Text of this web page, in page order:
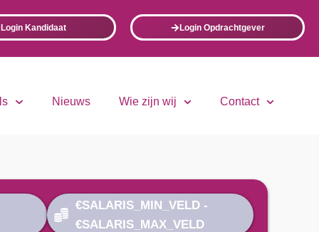
Login Kandidaat Login Opdrachtgever
Nieuws Wie zijn wij Contact
€SALARIS_MIN_VELD -
€SALARIS_MAX_VELD